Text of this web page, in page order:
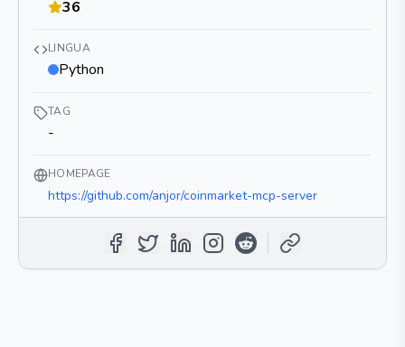
36
LINGUA
Python
TAG
-
HOMEPAGE
https://github.com/anjor/coinmarket-mcp-server